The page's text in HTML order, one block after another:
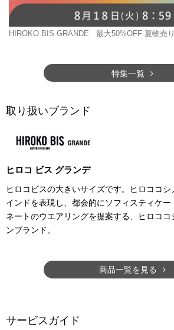
HIROKO BIS GRANDE 最大50%OFF 夏物売
特集一覧
取り扱いブランド
ヒロコ ビス グランデ
ヒロコビスの大きいサイズです。ヒロココ
インドを表現し、都会的にソフィスティケー
ネートのウエアリングを提案する、ヒロココ
ンブランド。
商品一覧を見る
サービスガイド